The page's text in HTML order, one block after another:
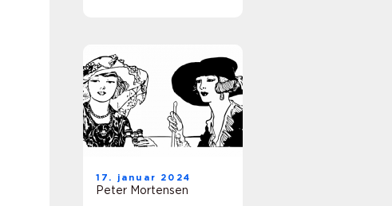
17. januar 2024
Peter Mortensen